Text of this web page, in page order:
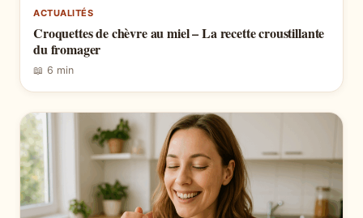
ACTUALITÉS
Croquettes de chèvre au miel – La recette croustillante
du fromager
📖 6 min